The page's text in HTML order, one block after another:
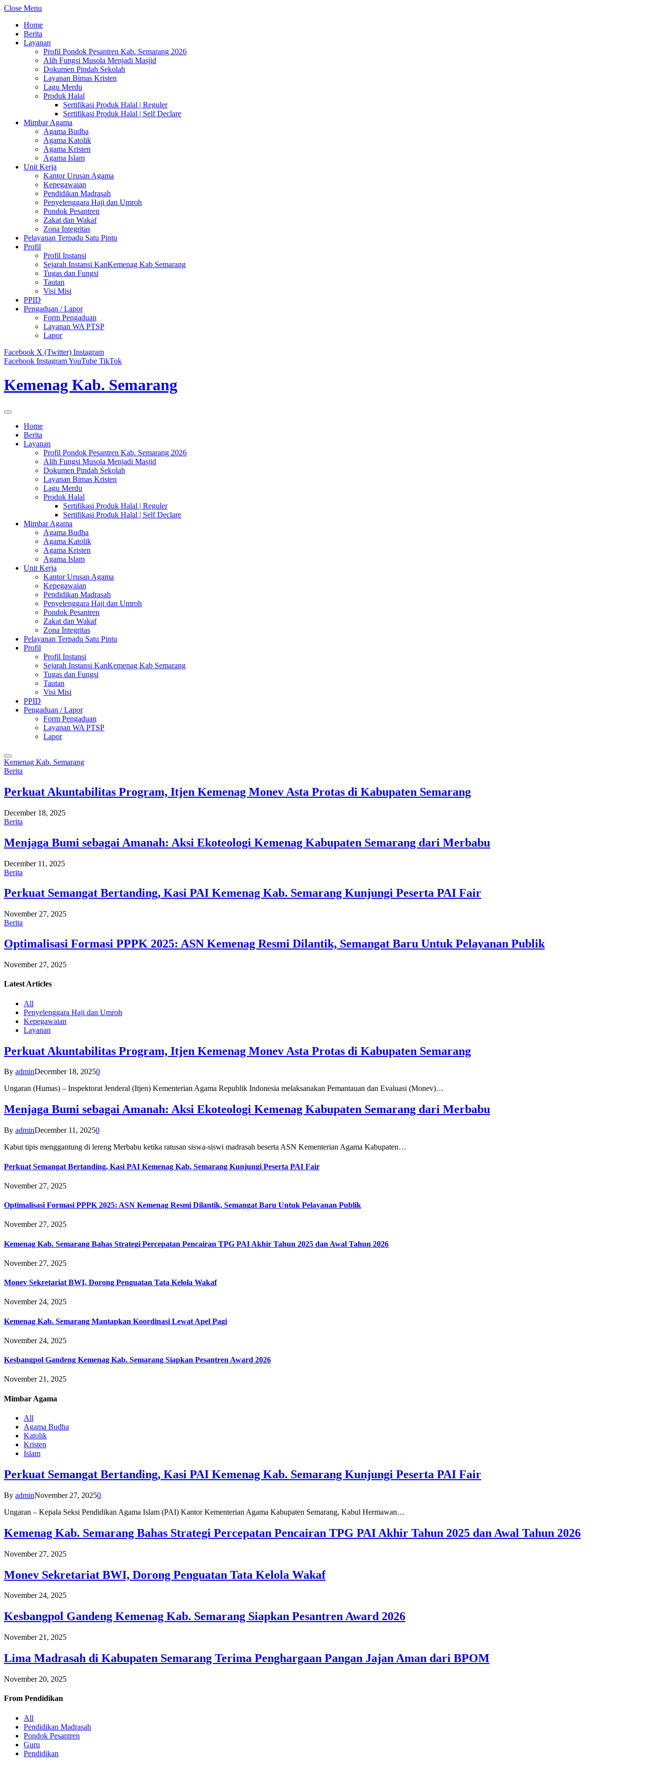
Close Menu
Home
Berita
Layanan
Profil Pondok Pesantren Kab. Semarang 2026
Alih Fungsi Musola Menjadi Masjid
Dokumen Pindah Sekolah
Layanan Bimas Kristen
Lagu Merdu
Produk Halal
Sertifikasi Produk Halal | Reguler
Sertifikasi Produk Halal | Self Declare
Mimbar Agama
Agama Budha
Agama Katolik
Agama Kristen
Agama Islam
Unit Kerja
Kantor Urusan Agama
Kepegawaian
Pendidikan Madrasah
Penyelenggara Haji dan Umroh
Pondok Pesantren
Zakat dan Wakaf
Zona Integritas
Pelayanan Terpadu Satu Pintu
Profil
Profil Instansi
Sejarah Instansi KanKemenag Kab Semarang
Tugas dan Fungsi
Tautan
Visi Misi
PPID
Pengaduan / Lapor
Form Pengaduan
Layanan WA PTSP
Lapor
Facebook X (Twitter) Instagram
Facebook InstagramYouTube TikTok
Kemenag Kab. Semarang
Home
Berita
Layanan
Profil Pondok Pesantren Kab. Semarang 2026
Alih Fungsi Musola Menjadi Masjid
Dokumen Pindah Sekolah
Layanan Bimas Kristen
Lagu Merdu
Produk Halal
Sertifikasi Produk Halal | Reguler
Sertifikasi Produk Halal | Self Declare
Mimbar Agama
Agama Budha
Agama Katolik
Agama Kristen
Agama Islam
Unit Kerja
Kantor Urusan Agama
Kepegawaian
Pendidikan Madrasah
Penyelenggara Haji dan Umroh
Pondok Pesantren
Zakat dan Wakaf
Zona Integritas
Pelayanan Terpadu Satu Pintu
Profil
Profil Instansi
Sejarah Instansi KanKemenag Kab Semarang
Tugas dan Fungsi
Tautan
Visi Misi
PPID
Pengaduan / Lapor
Form Pengaduan
Layanan WA PTSP
Lapor
Kemenag Kab. Semarang
Berita
Perkuat Akuntabilitas Program, Itjen Kemenag Monev Asta Protas di Kabupaten Semarang
December 18, 2025
Berita
Menjaga Bumi sebagai Amanah: Aksi Ekoteologi Kemenag Kabupaten Semarang dari Merbabu
December 11, 2025
Berita
Perkuat Semangat Bertanding, Kasi PAI Kemenag Kab. Semarang Kunjungi Peserta PAI Fair
November 27, 2025
Berita
Optimalisasi Formasi PPPK 2025: ASN Kemenag Resmi Dilantik, Semangat Baru Untuk Pelayanan Publik
November 27, 2025
Latest Articles
All
Penyelenggara Haji dan Umroh
Kepegawaian
Layanan
Perkuat Akuntabilitas Program, Itjen Kemenag Monev Asta Protas di Kabupaten Semarang
By adminDecember 18, 20250
Ungaran (Humas) – Inspektorat Jenderal (Itjen) Kementerian Agama Republik Indonesia melaksanakan Pemantauan dan Evaluasi (Monev)…
Menjaga Bumi sebagai Amanah: Aksi Ekoteologi Kemenag Kabupaten Semarang dari Merbabu
By adminDecember 11, 20250
Kabut tipis menggantung di lereng Merbabu ketika ratusan siswa-siswi madrasah beserta ASN Kementerian Agama Kabupaten…
Perkuat Semangat Bertanding, Kasi PAI Kemenag Kab. Semarang Kunjungi Peserta PAI Fair
November 27, 2025
Optimalisasi Formasi PPPK 2025: ASN Kemenag Resmi Dilantik, Semangat Baru Untuk Pelayanan Publik
November 27, 2025
Kemenag Kab. Semarang Bahas Strategi Percepatan Pencairan TPG PAI Akhir Tahun 2025 dan Awal Tahun 2026
November 27, 2025
Monev Sekretariat BWI, Dorong Penguatan Tata Kelola Wakaf
November 24, 2025
Kemenag Kab. Semarang Mantapkan Koordinasi Lewat Apel Pagi
November 24, 2025
Kesbangpol Gandeng Kemenag Kab. Semarang Siapkan Pesantren Award 2026
November 21, 2025
Mimbar Agama
All
Agama Budha
Katolik
Kristen
Islam
Perkuat Semangat Bertanding, Kasi PAI Kemenag Kab. Semarang Kunjungi Peserta PAI Fair
By adminNovember 27, 20250
Ungaran – Kepala Seksi Pendidikan Agama Islam (PAI) Kantor Kementerian Agama Kabupaten Semarang, Kabul Hermawan…
Kemenag Kab. Semarang Bahas Strategi Percepatan Pencairan TPG PAI Akhir Tahun 2025 dan Awal Tahun 2026
November 27, 2025
Monev Sekretariat BWI, Dorong Penguatan Tata Kelola Wakaf
November 24, 2025
Kesbangpol Gandeng Kemenag Kab. Semarang Siapkan Pesantren Award 2026
November 21, 2025
Lima Madrasah di Kabupaten Semarang Terima Penghargaan Pangan Jajan Aman dari BPOM
November 20, 2025
From Pendidikan
All
Pendidikan Madrasah
Pondok Pesantren
Guru
Pendidikan